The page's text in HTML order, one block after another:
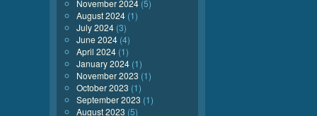
November 2024 (5)
August 2024 (1)
July 2024 (3)
June 2024 (4)
April 2024 (1)
January 2024 (1)
November 2023 (1)
October 2023 (1)
September 2023 (1)
August 2023 (5)